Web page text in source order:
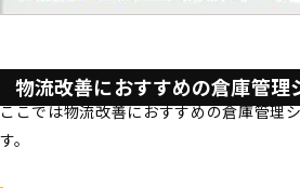
物流改善におすすめの倉庫管理
ここでは物流改善におすすめの倉庫管理
す。